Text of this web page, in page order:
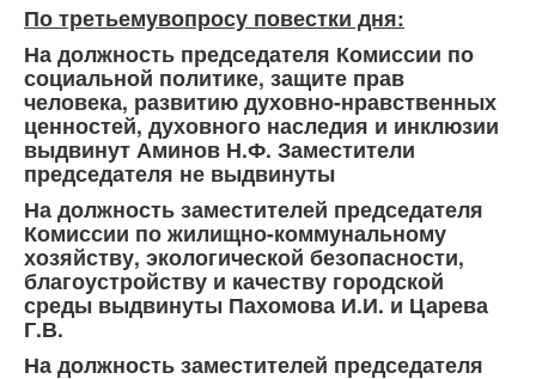
По третьемувопросу повестки дня:
На должность председателя Комиссии по
социальной политике, защите прав
человека, развитию духовно-нравственных
ценностей, духовного наследия и инклюзии
выдвинут Аминов Н.Ф. Заместители
председателя не выдвинуты
На должность заместителей председателя
Комиссии по жилищно-коммунальному
хозяйству, экологической безопасности,
благоустройству и качеству городской
среды выдвинуты Пахомова И.И. и Царева
Г.В.
На должность заместителей председателя